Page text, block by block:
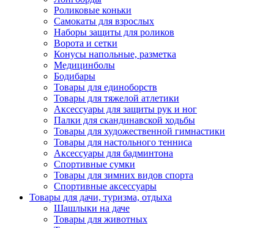
Роликовые коньки
Самокаты для взрослых
Наборы защиты для роликов
Ворота и сетки
Конусы напольные, разметка
Медицинболы
Бодибары
Товары для единоборств
Товары для тяжелой атлетики
Аксессуары для защиты рук и ног
Палки для скандинавской ходьбы
Товары для художественной гимнастики
Товары для настольного тенниса
Аксессуары для бадминтона
Спортивные сумки
Товары для зимних видов спорта
Спортивные аксессуары
Товары для дачи, туризма, отдыха
Шашлыки на даче
Товары для животных